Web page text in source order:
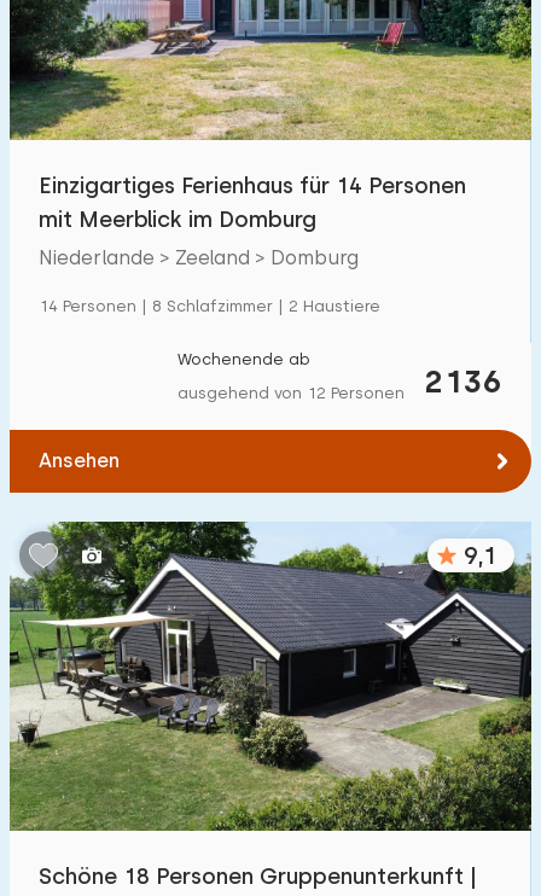
Schwimmbad 80
Eingezäunter Garten 47
Haustierfrei 94
Ladestation Auto
€ 0 — € 3000+
Schlafzimmern:
1 2 3 4 5
Badezimmer:
1 2 3 4 5
Entfernungen
Zum Meer(max. km):
Einzigartiges Ferienhaus für 14 Personen
mit Meerblick im Domburg
Niederlande > Zeeland > Domburg
14 Personen | 8 Schlafzimmer | 2 Haustiere
2136
Wochenende ab
ausgehend von 12 Personen
Ansehen
9,1
Schöne 18 Personen Gruppenunterkunft |